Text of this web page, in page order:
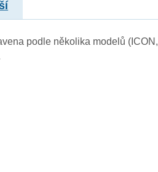
podle několika modelů (ICON,